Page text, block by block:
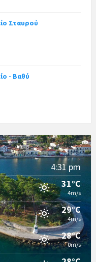
Σταυρού
- Βαθύ
4:31 pm
31°C
4m/s
29°C
4m/s
28°C
0m/s